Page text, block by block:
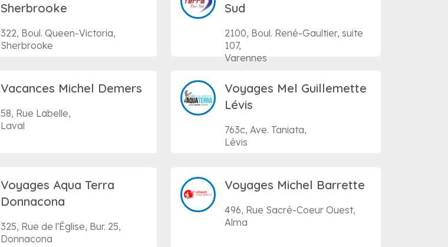
Sherbrooke
322, Boul. Queen-Victoria,
Sherbrooke
Sud
2100, Boul. René-Gaultier, suite
107,
Varennes
Vacances Michel Demers
58, Rue Labelle,
Laval
Voyages Mel Guillemette
Lévis
763c, Ave. Taniata,
Lévis
Voyages Aqua Terra
Donnacona
325, Rue de l'Église, Bur. 25,
Donnacona
Voyages Michel Barrette
496, Rue Sacré-Coeur Ouest,
Alma